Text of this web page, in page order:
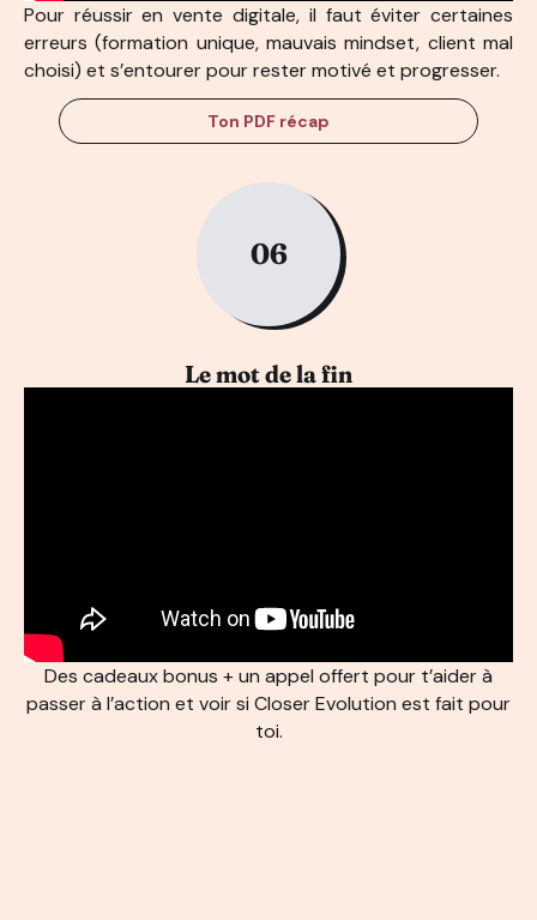
Pour réussir en vente digitale, il faut éviter certaines
erreurs (formation unique, mauvais mindset, client mal
choisi) et s’entourer pour rester motivé et progresser.
Ton PDF récap
06
Le mot de la fin
Des cadeaux bonus + un appel offert pour t’aider à
passer à l’action et voir si Closer Evolution est fait pour
toi.